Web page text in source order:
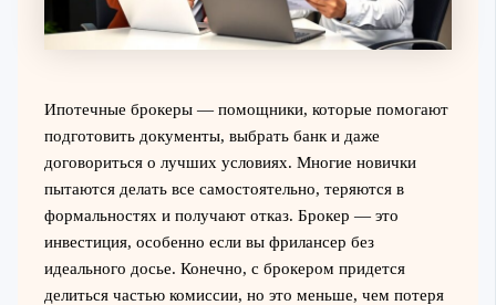
Ипотечные брокеры — помощники, которые помогают
подготовить документы, выбрать банк и даже
договориться о лучших условиях. Многие новички
пытаются делать все самостоятельно, теряются в
формальностях и получают отказ. Брокер — это
инвестиция, особенно если вы фрилансер без
идеального досье. Конечно, с брокером придется
делиться частью комиссии, но это меньше, чем потеря